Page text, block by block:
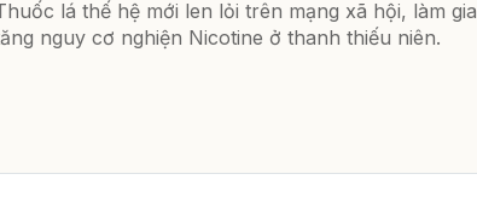
lá thế hệ mới len lỏi trên mạng xã hội, làm gia
nguy cơ nghiện Nicotine ở thanh thiếu niên.